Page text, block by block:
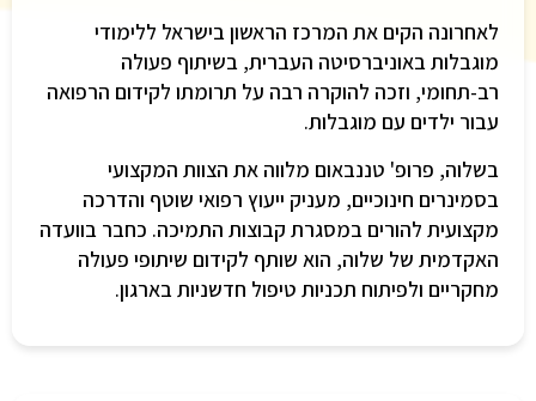
לאחרונה הקים את המרכז הראשון בישראל ללימודי
מוגבלות באוניברסיטה העברית, בשיתוף פעולה
רב-תחומי, וזכה להוקרה רבה על תרומתו לקידום הרפואה
עבור ילדים עם מוגבלות.
בשלוה, פרופ' טננבאום מלווה את הצוות המקצועי
בסמינרים חינוכיים, מעניק ייעוץ רפואי שוטף והדרכה
מקצועית להורים במסגרת קבוצות התמיכה. כחבר בוועדה
האקדמית של שלוה, הוא שותף לקידום שיתופי פעולה
מחקריים ולפיתוח תכניות טיפול חדשניות בארגון.